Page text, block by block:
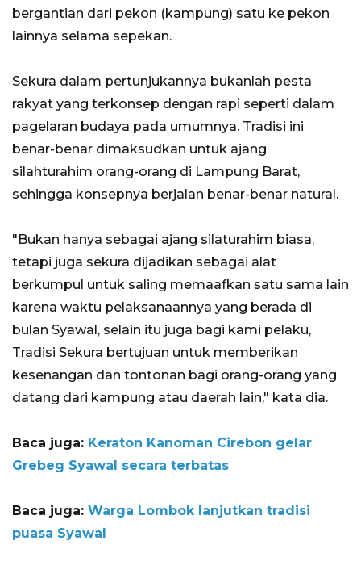
bergantian dari pekon (kampung) satu ke pekon
lainnya selama sepekan.
Sekura dalam pertunjukannya bukanlah pesta
rakyat yang terkonsep dengan rapi seperti dalam
pagelaran budaya pada umumnya. Tradisi ini
benar-benar dimaksudkan untuk ajang
silahturahim orang-orang di Lampung Barat,
sehingga konsepnya berjalan benar-benar natural.
"Bukan hanya sebagai ajang silaturahim biasa,
tetapi juga sekura dijadikan sebagai alat
berkumpul untuk saling memaafkan satu sama lain
karena waktu pelaksanaannya yang berada di
bulan Syawal, selain itu juga bagi kami pelaku,
Tradisi Sekura bertujuan untuk memberikan
kesenangan dan tontonan bagi orang-orang yang
datang dari kampung atau daerah lain," kata dia.
Baca juga: Keraton Kanoman Cirebon gelar
Grebeg Syawal secara terbatas
Baca juga: Warga Lombok lanjutkan tradisi
puasa Syawal